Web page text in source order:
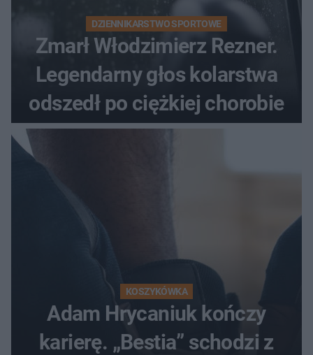
DZIENNIKARSTWO SPORTOWE
Zmarł Włodzimierz Rezner.
Legendarny głos kolarstwa
odszedł po ciężkiej chorobie
KOSZYKÓWKA
Adam Hrycaniuk kończy
karierę. „Bestia” schodzi z